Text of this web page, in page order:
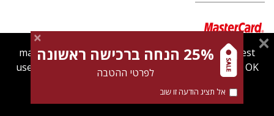
magnespress.co.il uses cookies to give you the best
user experience. Using this website means you're OK
Find out more about ourcookies policy
25% הנחה ברכישה ראשונה
לפרטי ההטבה
אל תציג הודעה זו שוב